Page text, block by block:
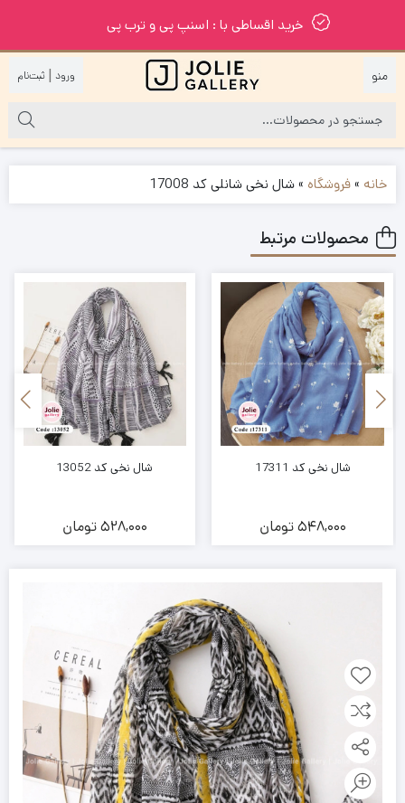
خرید اقساطی با : اسنپ پی و ترب پی
|
خانه »فروشگاه »شال نخی شانلی کد 17008
محصولات مرتبط
شال نخی کد 17311
548,000تومان
شال نخی کد 13052
528,000تومان